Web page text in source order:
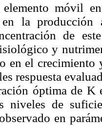
móvil
en la
de
y
en el
respuesta
óptima de
niveles de
en